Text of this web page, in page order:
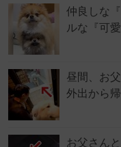
仲良しな
ルな『可
昼間、お
外出から
お父さん